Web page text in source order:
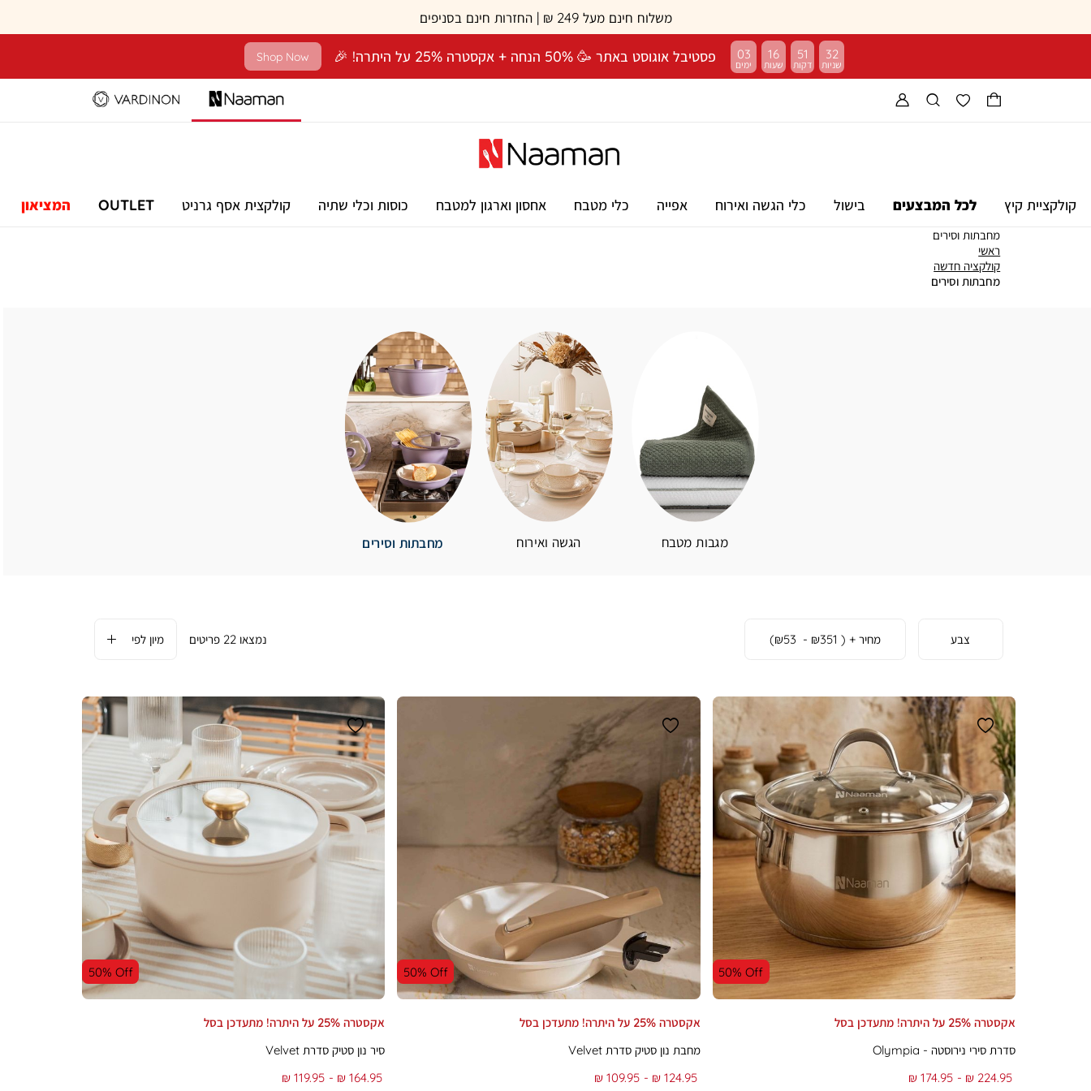
משלוח חינם מעל 249 ₪ | החזרות חינם בסניפים
פסטיבל אוגוסט באתר 🥳 50% הנחה + אקסטרה 25% על היתרה! 🎉 Shop Now 03 16 51 30
קולקציית קיץ לכל המבצעים בישול כלי הגשה ואירוח אפייה כלי מטבח אחסון וארגון למטבח כוסות וכלי שתיה קולקצית אסף גרניט OUTLET המציאון
מחבתות וסירים
ראשיראשי
קולקציה חדשהקולקציה
חדשהמחבתות וסיריםמחבתות
מחבתות וסירים הגשה ואירוח מגבות מטבח
קולקציה
צבע מחיר (
)
22 פריטים
50% Off
אקסטרה 25% על היתרה! מתעדכן בסל
סדרת סירי נירוסטה - Olympia
From
174.95 ₪ To
224.95 ₪
50% Off
אקסטרה 25% על היתרה! מתעדכן בסל
מחבת נון סטיק סדרת Velvet
From
109.95 ₪ To
124.95 ₪
50% Off
אקסטרה 25% על היתרה! מתעדכן בסל
סיר נון סטיק סדרת Velvet
From
119.95 ₪ To
164.95 ₪